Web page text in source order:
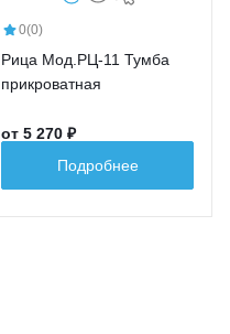
0(0)
Рица Мод.РЦ-11 Тумба
прикроватная
от 5 270 ₽
Подробнее